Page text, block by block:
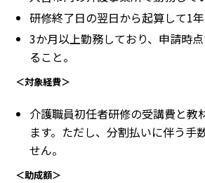
研修終了日の翌日から起算して1年
3か月以上勤務しており、申請時
ること。
＜対象経費＞
介護職員初任者研修の受講費と教
ます。ただし、分割払いに伴う手
せん。
＜助成額＞